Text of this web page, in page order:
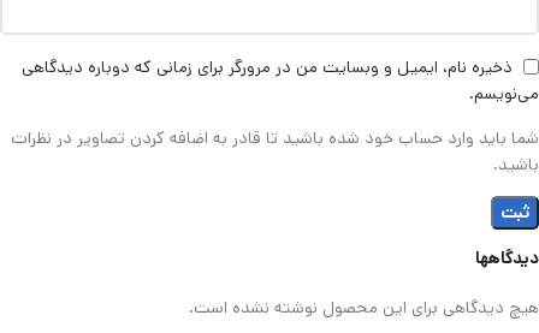
دیدگاهها
هیچ دیدگاهی برای این محصول نوشته نشده است.
ذخیره نام، ایمیل و وبسایت من در مرورگر برای زمانی که دوباره دیدگاهی
می‌نویسم.
شما باید وارد حساب خود شده باشید تا قادر به اضافه کردن تصاویر در نظرات
باشید.